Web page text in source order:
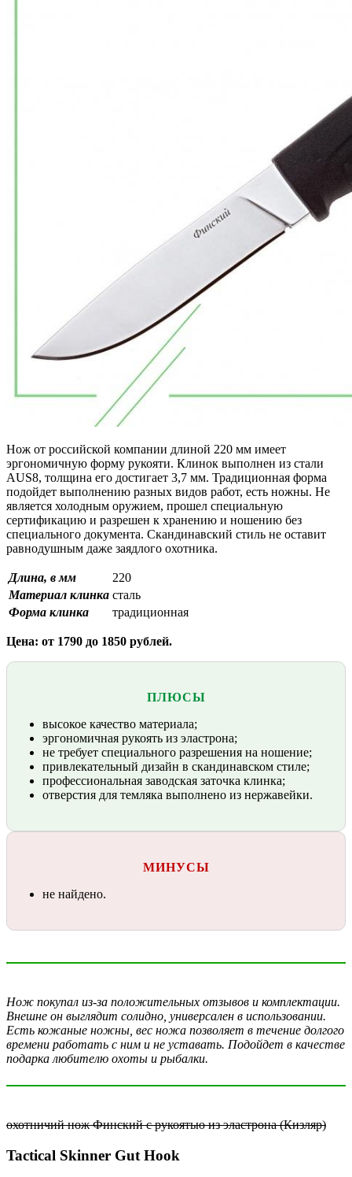
Нож от российской компании длиной 220 мм имеет
эргономичную форму рукояти. Клинок выполнен из стали
AUS8, толщина его достигает 3,7 мм. Традиционная форма
подойдет выполнению разных видов работ, есть ножны. Не
является холодным оружием, прошел специальную
сертификацию и разрешен к хранению и ношению без
специального документа. Скандинавский стиль не оставит
равнодушным даже заядлого охотника.
Длина, в мм
220
Материал клинка сталь
Форма клинка
традиционная
Цена: от 1790 до 1850 рублей.
ПЛЮСЫ
высокое качество материала;
эргономичная рукоять из эластрона;
не требует специального разрешения на ношение;
привлекательный дизайн в скандинавском стиле;
профессиональная заводская заточка клинка;
отверстия для темляка выполнено из нержавейки.
МИНУСЫ
не найдено.
Нож покупал из-за положительных отзывов и комплектации.
Внешне он выглядит солидно, универсален в использовании.
Есть кожаные ножны, вес ножа позволяет в течение долгого
времени работать с ним и не уставать. Подойдет в качестве
подарка любителю охоты и рыбалки.
охотничий нож Финский с рукоятью из эластрона (Кизляр)
Tactical Skinner Gut Hook